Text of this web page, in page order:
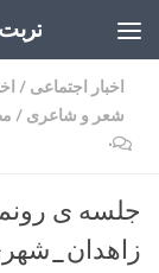
اخبار اجتماعی /
شعر و شاعری /
۰
جلسه ی